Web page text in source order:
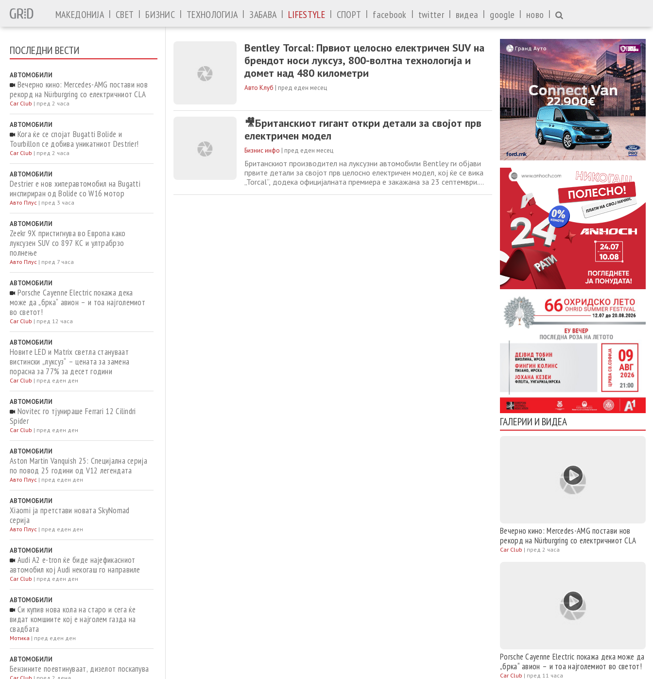
МАКЕДОНИЈА | СВЕТ | БИЗНИС | ТЕХНОЛОГИЈА | ЗАБАВА | LIFESTYLE | СПОРТ | facebook | twitter | видеа | google | ново |
ПОСЛЕДНИ ВЕСТИ
АВТОМОБИЛИ
Вечерно кино: Mercedes-AMG постави нов
рекорд на Nürburgring со електричниот CLA
Car Club | пред 2 часа
АВТОМОБИЛИ
Кога ќе се спојат Bugatti Bolide и
Tourbillon се добива уникатниот Destrier!
Car Club | пред 2 часа
АВТОМОБИЛИ
Destrier е нов хиперавтомобил на Bugatti
инспириран од Bolide со W16 мотор
Авто Плус | пред 3 часа
АВТОМОБИЛИ
Zeekr 9X пристигнува во Европа како
луксузен SUV со 897 КС и ултрабрзо
полнење
Авто Плус | пред 7 часа
АВТОМОБИЛИ
Porsche Cayenne Electric покажа дека
може да „брка“ авион – и тоа најголемиот
во светот!
Car Club | пред 12 часа
АВТОМОБИЛИ
Новите LED и Matrix светла стануваат
вистински „луксуз“ – цената за замена
порасна за 77% за десет години
Car Club | пред еден ден
АВТОМОБИЛИ
Novitec го тјунираше Ferrari 12 Cilindri
Spider
Car Club | пред еден ден
АВТОМОБИЛИ
Aston Martin Vanquish 25: Специјална серија
по повод 25 години од V12 легендата
Авто Плус | пред еден ден
АВТОМОБИЛИ
Xiaomi ja претстави новата SkyNomad
серија
Авто Плус | пред еден ден
АВТОМОБИЛИ
Audi A2 e-tron ќе биде најефикасниот
автомобил кој Audi некогаш го направиле
Car Club | пред еден ден
АВТОМОБИЛИ
Си купив нова кола на старо и сега ќе
видат комшиите кој е најголем газда на
свадбата
Мотика | пред еден ден
АВТОМОБИЛИ
Бензините поевтинуваат, дизелот поскапува
Bentley Torcal: Првиот целосно електричен SUV на
брендот носи луксуз, 800-волтна технологија и
домет над 480 километри
Авто Клуб | пред еден месец
🎥Британскиот гигант откри детали за својот прв
електричен модел
Бизнис инфо | пред еден месец
Британскиот производител на луксузни автомобили Bentley ги објави
првите детали за својот прв целосно електричен модел, кој ќе се вика
„Torcal“, додека официјалната премиера е закажана за 23 септември.
ГАЛЕРИИ И ВИДЕА
Вечерно кино: Mercedes-AMG постави нов
рекорд на Nürburgring со електричниот CLA
Car Club | пред 2 часа
Porsche Cayenne Electric покажа дека може да
„брка“ авион – и тоа најголемиот во светот!
Car Club | пред 11 часа